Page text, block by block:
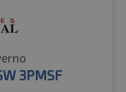
3PMSF